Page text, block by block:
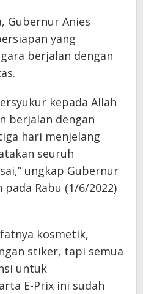
Gubernur Anies
yang
berjalan dengan
kepada Allah
berjalan dengan
hari menjelang
seuruh
ungkap Gubernur
Rabu (1/6/2022)
kosmetik,
stiker, tapi semua
untuk
E-Prix ini sudah